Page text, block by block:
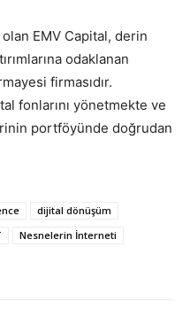
EMV Capital, derin
odaklanan
firmasıdır.
fonlarını yönetmekte ve
portföyünde doğrudan
dijital dönüşüm
Nesnelerin İnterneti